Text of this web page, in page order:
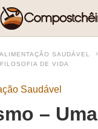
SAUDÁVEL
DE VIDA
Saudável
– Uma